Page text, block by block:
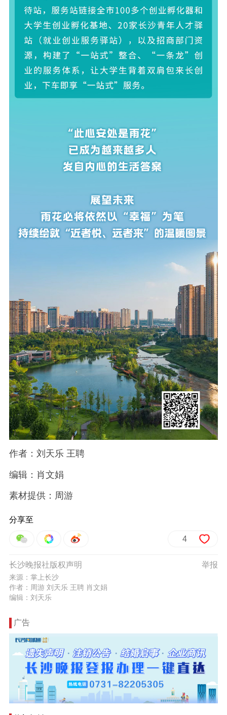
作者：刘天乐 王聘
编辑：肖文娟
素材提供：周游
分享至
4
举报
长沙晚报社版权声明
来源：掌上长沙
作者：周游​ 刘天乐 王聘 肖文娟
编辑：刘天乐
广告